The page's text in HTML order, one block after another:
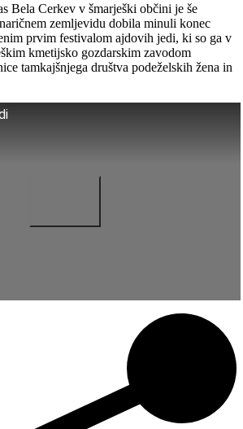
Bela Cerkev v šmarješki občini je še
zemljevidu dobila minuli konec
prvim festivalom ajdovih jedi, ki so ga v
kmetijsko gozdarskim zavodom
tamkajšnjega društva podeželskih žena in